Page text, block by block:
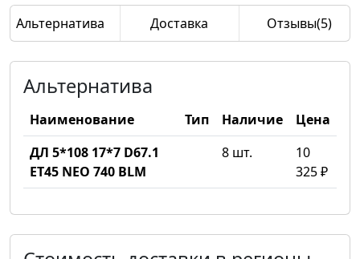
Альтернатива Доставка Отзывы(5)
Альтернатива
Наименование Тип Наличие
Цена
ДЛ 5*108 17*7 D67.1
ET45 NEO 740 BLM
8 шт.
10
325 ₽